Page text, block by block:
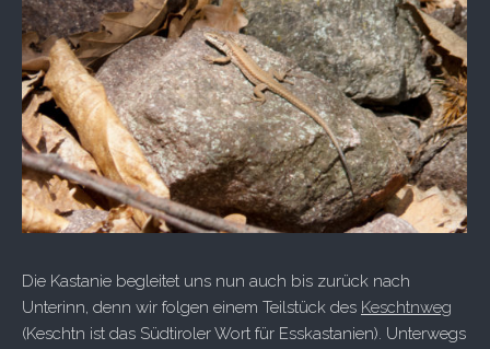
Die Kastanie begleitet uns nun auch bis zurück nach
Unterinn, denn wir folgen einem Teilstück des Keschtnweg
(Keschtn ist das Südtiroler Wort für Esskastanien). Unterwegs